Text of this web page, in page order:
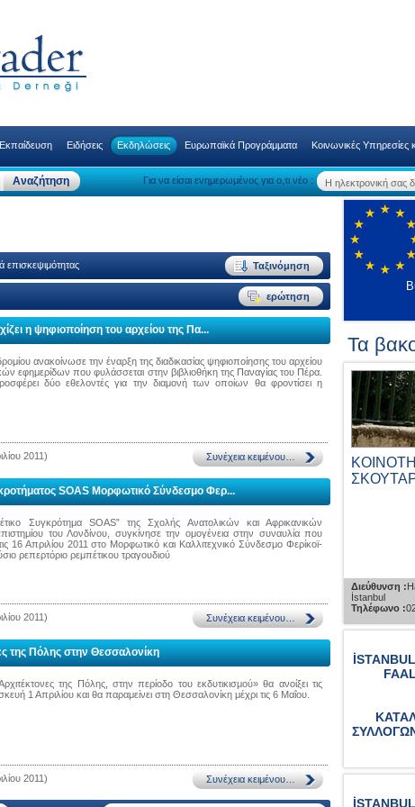
Εκπαίδευση Ειδήσεις Εκδηλώσεις Ευρωπαϊκά Προγράμματα Κοινωνικές Υπηρεσίες
Για να είσαι ενημερωμένος για ο,τι νέο :
επισκεψιμότητας
η ψηφιοποίηση του αρχείου της Πα...
ανακοίνωσε την έναρξη της διαδικασίας ψηφιοποίησης του αρχείου
εφημερίδων που φυλάσσεται στην βιβλιοθήκη της Παναγίας του Πέρα.
δύο εθελοντές για την διαμονή των οποίων θα φροντίσει η
2011)
SOAS Μορφωτικό Σύνδεσμο Φερ...
Συγκρότημα SOAS” της Σχολής Ανατολικών και Αφρικανικών
του Λονδίνου, συγκίνησε την ομογένεια στην συναυλία που
16 Απριλίου 2011 στο Μορφωτικό και Καλλιτεχνικό Σύνδεσμο Φερίκοϊ-
ρεπερτόριο ρεμπέτικου τραγουδιού
2011)
της Πόλης στην Θεσσαλονίκη
της Πόλης, στην περίοδο του εκδυτικισμού» θα ανοίξει τις
1 Απριλίου και θα παραμείνει στη Θεσσαλονίκη μέχρι τις 6 Μαΐου.
2011)
Τα
ΝΟΣΟΚΟΜΕΙΟ ΒΑΛΟΥΚΛΗ
Διεύθυνση :
İstanbul
Τηλέφωνο :